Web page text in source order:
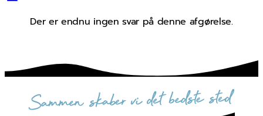
Der er endnu ingen svar på denne afgørelse.
sammen skaber vi det bedste sted